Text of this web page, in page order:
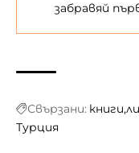
забравяй
Свързани: книги
Турция